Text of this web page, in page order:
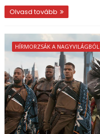
Olvasd tovább
HÍRMORZSÁK A NAGYVILÁGBÓL